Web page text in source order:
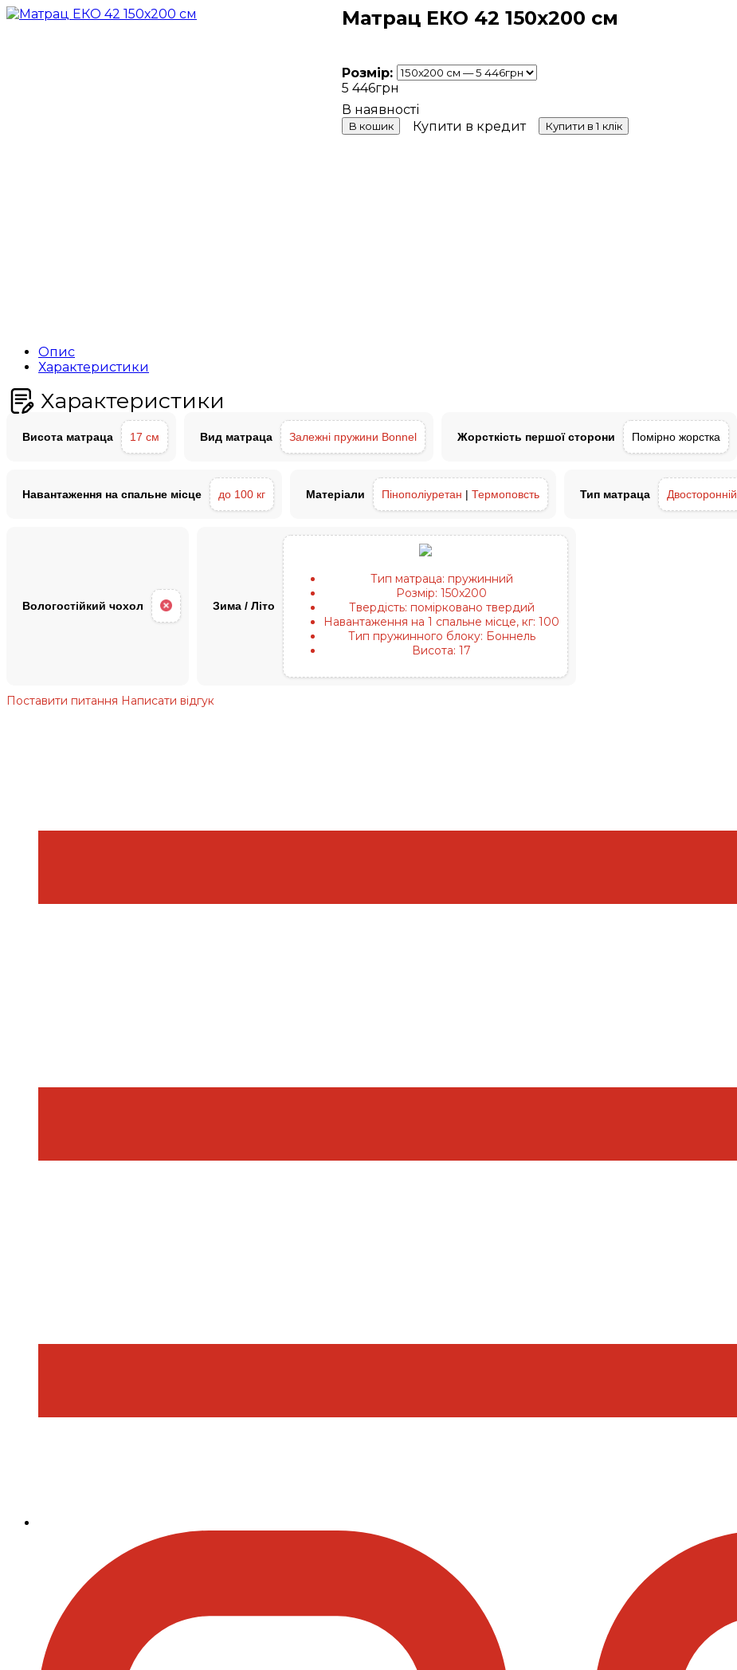
Матрац ЕКО 42 150х200 см
Розмір:
5 446грн
В кошик Купити в кредит Купити в 1 клік
Опис
Характеристики
Характеристики
Висота матраца 17 см Вид матраца Залежні пружини Bonnel Жорсткість першої сторони Помірно жорстка
Навантаження на спальне місце до 100 кг Матеріали Пінополіуретан | Термоповсть Тип матраца Двосторонній
Вологостійкий чохол Зима / Літо
Тип матраца: пружинний
Розмір: 150x200
Твердість: помірковано твердий
Навантаження на 1 спальне місце, кг: 100
Тип пружинного блоку: Боннель
Висота: 17
Поставити питання Написати відгук